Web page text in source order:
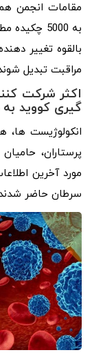
مقامات انجمن
به 5000
بالقوه تغییر
مراقبت تبدیل
اکثر شرکت‌
گیری کووید
انکولوژیست ها،
پرستاران،
مورد آخرین
سرطان حاضر